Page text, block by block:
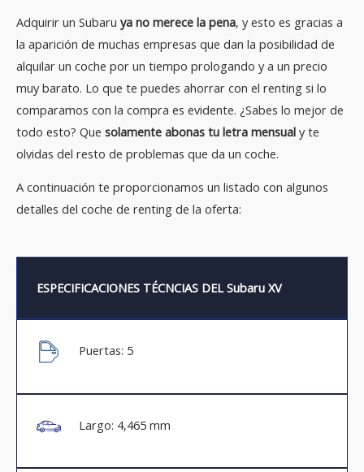
Adquirir un Subaru ya no merece la pena, y esto es gracias a
la aparición de muchas empresas que dan la posibilidad de
alquilar un coche por un tiempo prologando y a un precio
muy barato. Lo que te puedes ahorrar con el renting si lo
comparamos con la compra es evidente. ¿Sabes lo mejor de
todo esto? Que solamente abonas tu letra mensual y te
olvidas del resto de problemas que da un coche.
A continuación te proporcionamos un listado con algunos
detalles del coche de renting de la oferta:
ESPECIFICACIONES TÉCNCIAS DEL Subaru XV
Puertas: 5
Largo: 4,465 mm